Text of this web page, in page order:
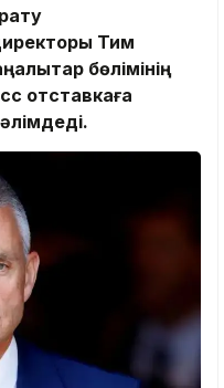
Тим
бөлімінің
отставкаға